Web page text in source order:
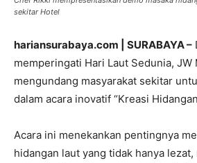
sekitar Hotel
hariansurabaya.com | SURABAYA –
memperingati Hari Laut Sedunia, JW
mengundang masyarakat sekitar
dalam acara inovatif “Kreasi
Acara ini menekankan pentingnya
hidangan laut yang tidak hanya lezat,